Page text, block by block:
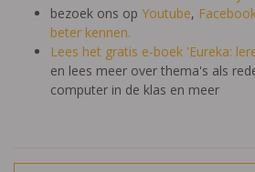
bezoek ons op Youtube,
beter kennen.
Lees het gratis e-boek 'Eureka:
en lees meer over thema's als
computer in de klas en meer